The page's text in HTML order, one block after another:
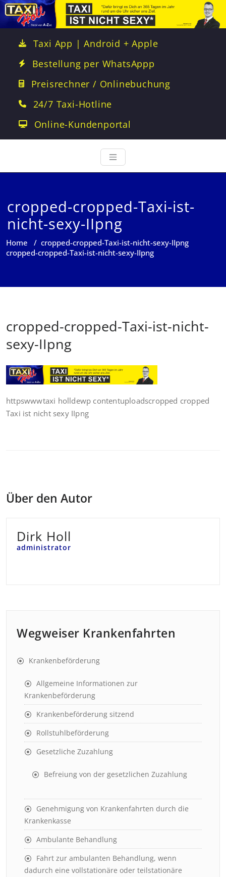
Taxi App | Android + Apple
Bestellung per WhatsAppp
Preisrechner / Onlinebuchung
24/7 Taxi-Hotline
Online-Kundenportal
cropped-cropped-Taxi-ist-
nicht-sexy-IIpng
Home / cropped-cropped-Taxi-ist-nicht-sexy-IIpng
cropped-cropped-Taxi-ist-nicht-sexy-IIpng
cropped-cropped-Taxi-ist-nicht-
sexy-IIpng
httpswwwtaxi holldewp contentuploadscropped cropped
Taxi ist nicht sexy IIpng
Über den Autor
Dirk Holl
administrator
Wegweiser Krankenfahrten
Krankenbeförderung
Allgemeine Informationen zur
Krankenbeförderung
Krankenbeförderung sitzend
Rollstuhlbeförderung
Gesetzliche Zuzahlung
Befreiung von der gesetzlichen Zuzahlung
Genehmigung von Krankenfahrten durch die
Krankenkasse
Ambulante Behandlung
Fahrt zur ambulanten Behandlung, wenn
dadurch eine vollstationäre oder teilstationäre